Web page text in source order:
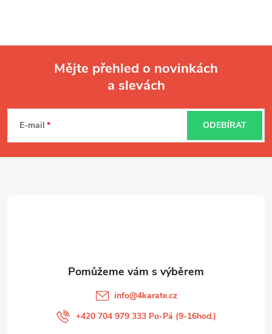
p
Mějte přehled o novinkách
a slevách
E-mail ODEBÍRAT
info@4karate.cz
+420 704 979 333 Po-Pá (9-16hod.)